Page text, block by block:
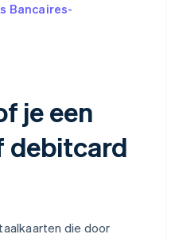
Bancaires-
je een
debitcard
die door